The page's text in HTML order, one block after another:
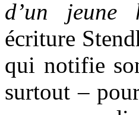
d’un jeune
écriture
qui notifie
surtout –